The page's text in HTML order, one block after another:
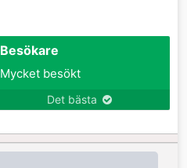
Besökare
Mycket besökt
Det bästa